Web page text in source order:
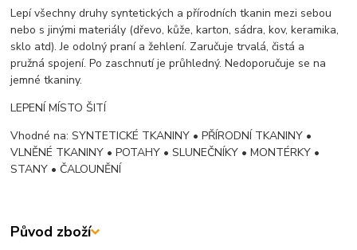
Lepí všechny druhy syntetických a přírodních tkanin mezi sebou
nebo s jinými materiály (dřevo, kůže, karton, sádra, kov, keramika,
sklo atd). Je odolný praní a žehlení. Zaručuje trvalá, čistá a
pružná spojení. Po zaschnutí je průhledný. Nedoporučuje se na
jemné tkaniny.
LEPENÍ MÍSTO ŠITÍ
Vhodné na: SYNTETICKÉ TKANINY • PŘÍRODNÍ TKANINY •
VLNĚNÉ TKANINY • POTAHY • SLUNEČNÍKY • MONTÉRKY •
STANY • ČALOUNĚNÍ
Původ zboží